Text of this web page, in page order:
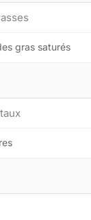
gras saturés